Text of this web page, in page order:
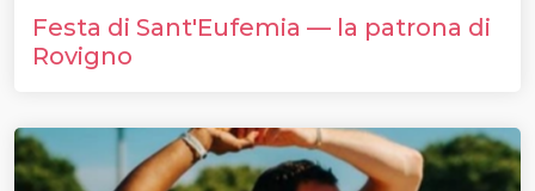
Festa di Sant'Eufemia — la patrona di
Rovigno